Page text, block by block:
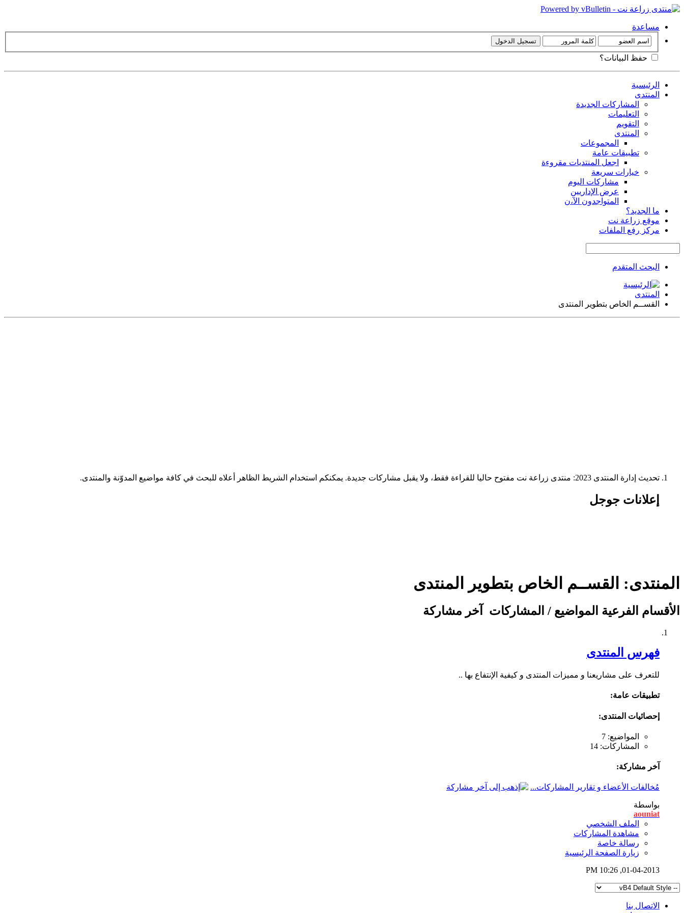
مساعدة
حفظ البيانات؟
الرئيسية
المنتدى
المشاركات الجديدة
التعليمات
التقويم
المنتدى
المجموعات
تطبيقات عامة
اجعل المنتديات مقروءة
خيارات سريعة
مشاركات اليوم
عرض الإداريين
المتواجدون الآ،ن
ما الجديد؟
موقع زراعة نت
مركز رفع الملفات
البحث المتقدم
المنتدى
القســم الخاص بتطوير المنتدى
تحديث إدارة المنتدى 2023: منتدى زراعة نت مفتوح حاليا للقراءة فقط، ولا يقبل مشاركات جديدة. يمكنكم استخدام الشريط الظاهر أعلاه للبحث في كافة مواضيع المدوّنة والمنتدى.
إعلانات جوجل
المنتدى: القســم الخاص بتطوير المنتدى
الأقسام الفرعية المواضيع / المشاركات آخر مشاركة
فهرس المنتدى
للتعرف على مشاريعنا و مميزات المنتدى و كيفية الإنتفاع بها ..
تطبيقات عامة:
إحصائيات المنتدى:
المواضيع: 7
المشاركات: 14
آخر مشاركة:
مُخالفات الأعضاء و تقارير المشاركات...
بواسطة
aouniat
الملف الشخصي
مشاهدة المشاركات
رسالة خاصة
زيارة الصفحة الرئيسية
01-04-2013,
10:26 PM
الاتصال بنا